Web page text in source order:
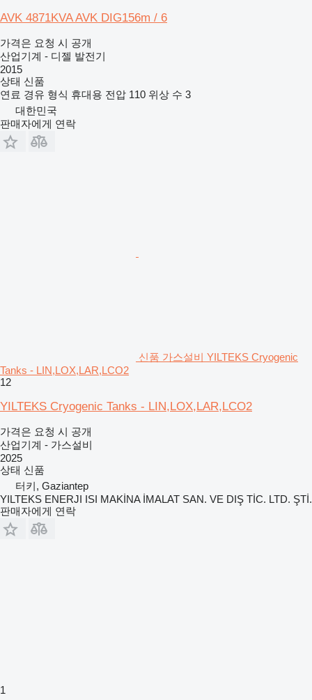
AVK 4871KVA AVK DIG156m / 6
가격은 요청 시 공개
산업기계 - 디젤 발전기
2015
상태 신품
연료 경유 형식 휴대용 전압 110 위상 수 3
대한민국
판매자에게 연락
신품 가스설비 YILTEKS Cryogenic
Tanks - LIN,LOX,LAR,LCO2
12
YILTEKS Cryogenic Tanks - LIN,LOX,LAR,LCO2
가격은 요청 시 공개
산업기계 - 가스설비
2025
상태 신품
터키, Gaziantep
YILTEKS ENERJI ISI MAKİNA İMALAT SAN. VE DIŞ TİC. LTD. ŞTİ.
판매자에게 연락
1